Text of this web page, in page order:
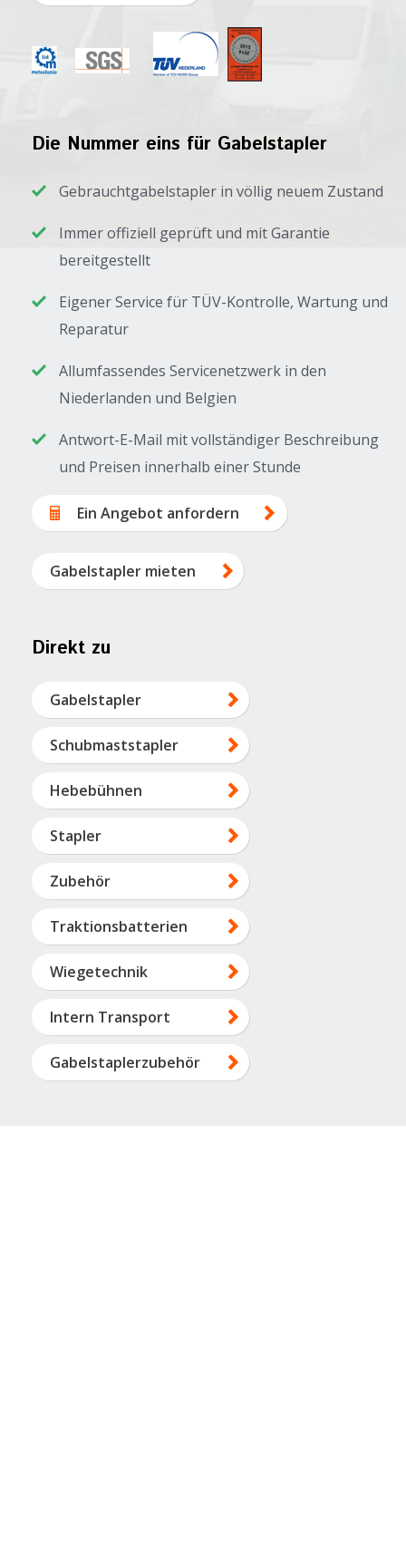
Die Nummer eins für Gabelstapler
Gebrauchtgabelstapler in völlig neuem Zustand
Immer offiziell geprüft und mit Garantie
bereitgestellt
Eigener Service für TÜV-Kontrolle, Wartung und
Reparatur
Allumfassendes Servicenetzwerk in den
Niederlanden und Belgien
Antwort-E-Mail mit vollständiger Beschreibung
und Preisen innerhalb einer Stunde
Ein Angebot anfordern
Gabelstapler mieten
Direkt zu
Gabelstapler
Schubmaststapler
Hebebühnen
Stapler
Zubehör
Traktionsbatterien
Wiegetechnik
Intern Transport
Gabelstaplerzubehör